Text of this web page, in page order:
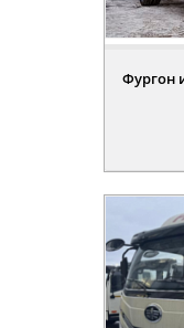
Фургон